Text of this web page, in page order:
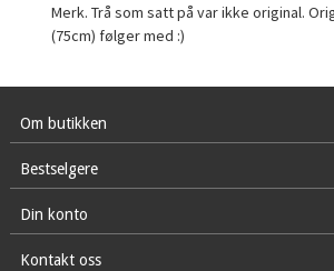
Merk. Trå som satt på var ikke original.
(75cm) følger med :)
Om butikken
Bestselgere
Din konto
Kontakt oss